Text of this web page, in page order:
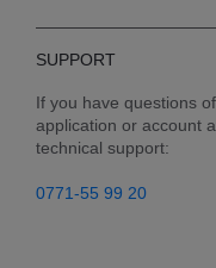
SUPPORT
If you have questions
application or account
technical support:
0771-55 99 20